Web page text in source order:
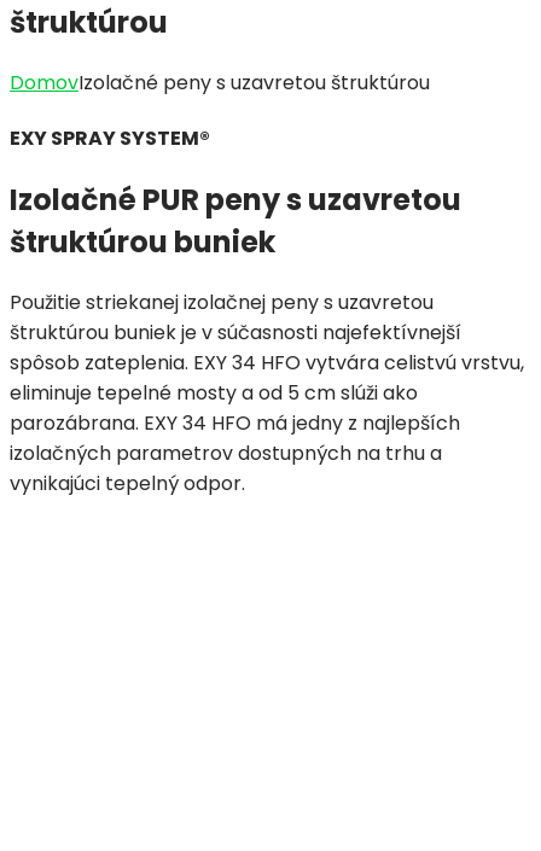
štruktúrou
DomovIzolačné peny s uzavretou štruktúrou
EXY SPRAY SYSTEM®
Izolačné PUR peny s uzavretou
štruktúrou buniek
Použitie striekanej izolačnej peny s uzavretou
štruktúrou buniek je v súčasnosti najefektívnejší
spôsob zateplenia. EXY 34 HFO vytvára celistvú vrstvu,
eliminuje tepelné mosty a od 5 cm slúži ako
parozábrana. EXY 34 HFO má jedny z najlepších
izolačných parametrov dostupných na trhu a
vynikajúci tepelný odpor.